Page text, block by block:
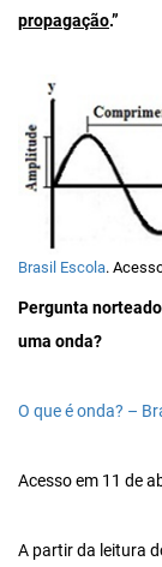
propagação.”
Brasil Escola.
Pergunta
uma onda?
O que é onda? –
Acesso em 11 de
A partir da leitura